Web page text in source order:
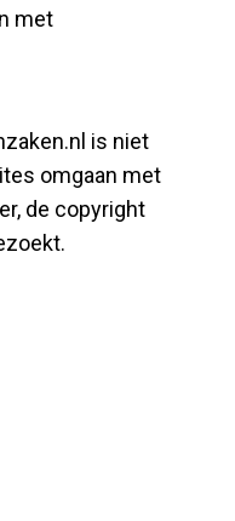
met
is niet
omgaan met
de copyright